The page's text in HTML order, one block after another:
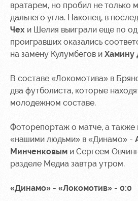
вратарем, но пробил не только
дальнего угла. Наконец, в
Чех и Шелия выиграли еще по
проигравших оказались
на замену Кулумбегов и Хамину
В составе «Локомотива» в
два футболиста, которые
молодежном составе.
Фоторепортаж о матче, а также
«нашими людьми» в «Динамо» -
Минченковым и Сергеем
разделе Медиа завтра утром.
«Динамо» - «Локомотив» - 0:0